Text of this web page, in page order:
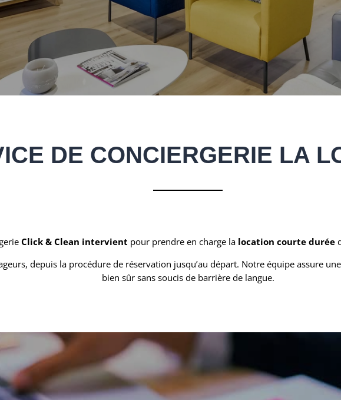
DE CONCIERGERIE LA
Click & Clean intervient pour prendre en charge la location courte durée
depuis la procédure de réservation jusqu’au départ. Notre équipe assure
bien sûr sans soucis de barrière de langue.